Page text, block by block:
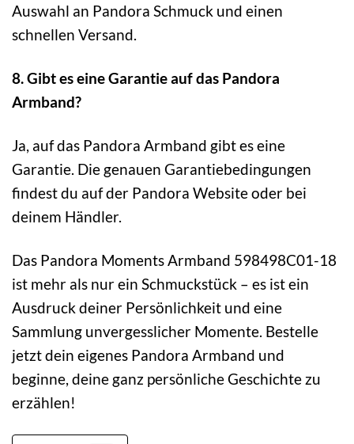
Auswahl an Pandora Schmuck und einen
schnellen Versand.
8. Gibt es eine Garantie auf das Pandora
Armband?
Ja, auf das Pandora Armband gibt es eine
Garantie. Die genauen Garantiebedingungen
findest du auf der Pandora Website oder bei
deinem Händler.
Das Pandora Moments Armband 598498C01-18
ist mehr als nur ein Schmuckstück – es ist ein
Ausdruck deiner Persönlichkeit und eine
Sammlung unvergesslicher Momente. Bestelle
jetzt dein eigenes Pandora Armband und
beginne, deine ganz persönliche Geschichte zu
erzählen!